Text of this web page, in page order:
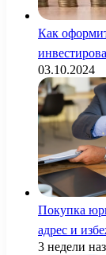
Как
03.10.2024
Покупка
адрес и
3 недели